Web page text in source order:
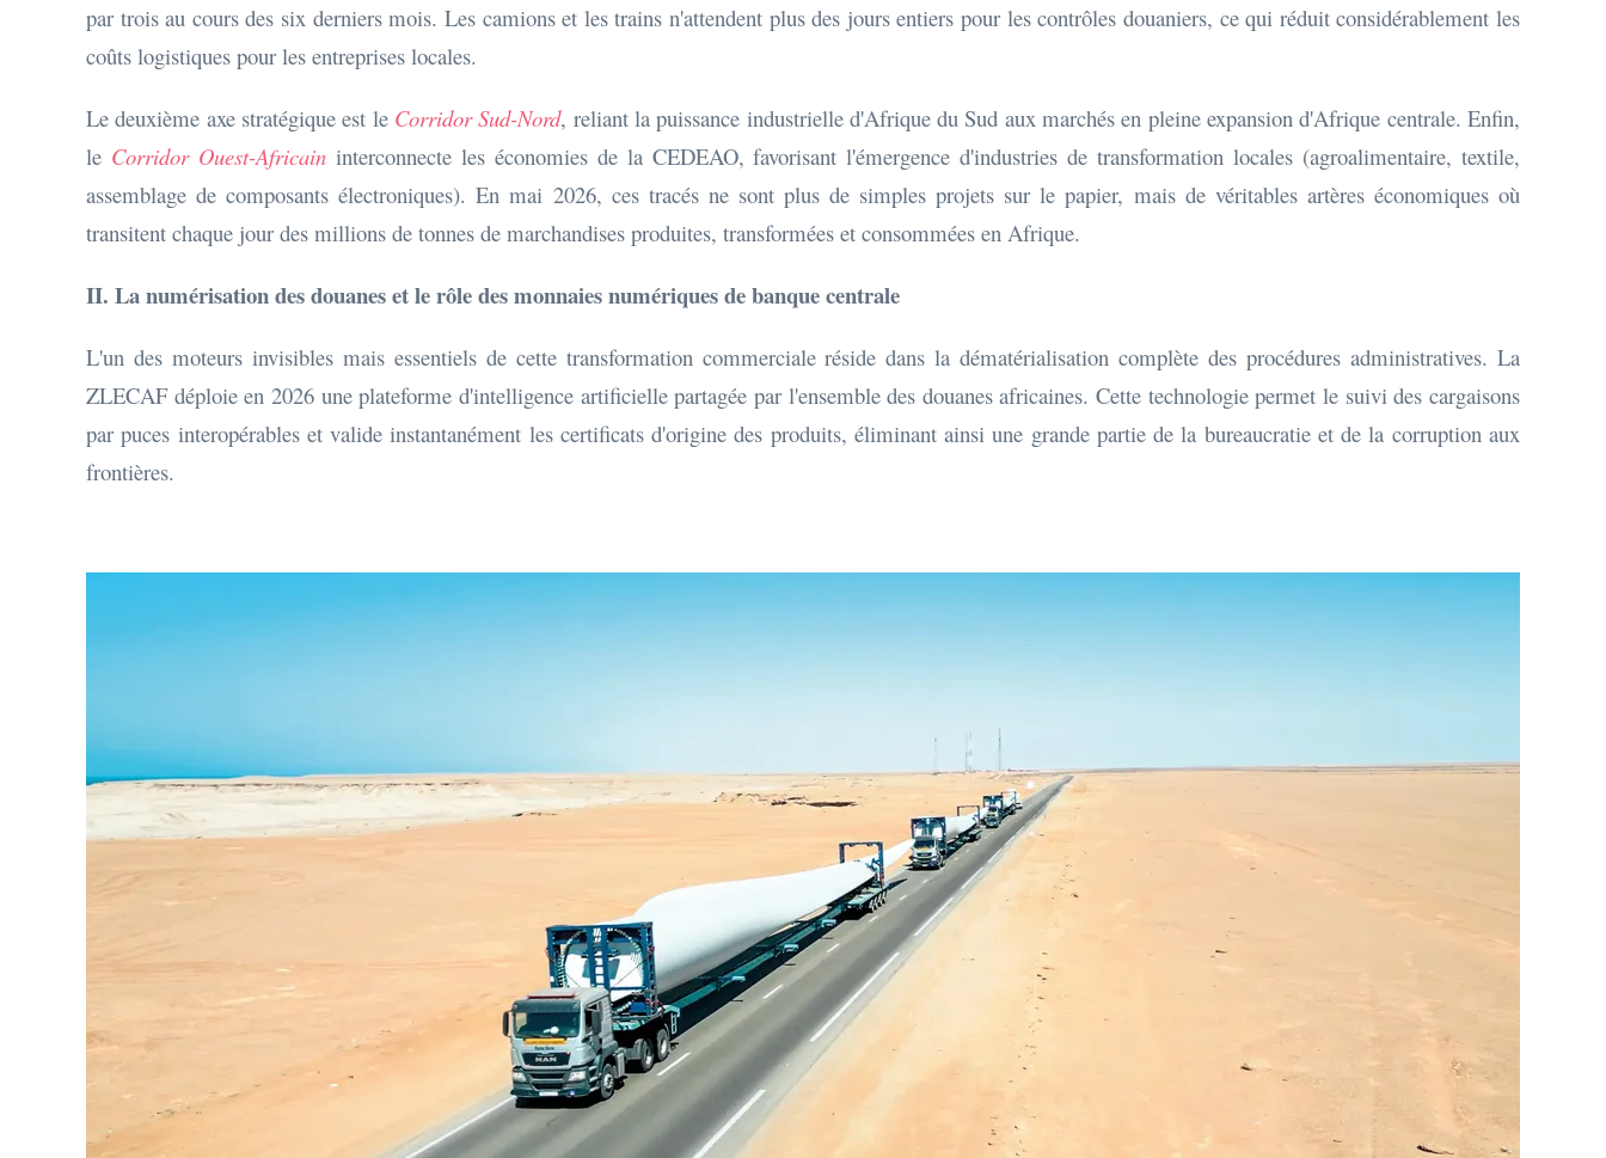
par trois au cours des six derniers mois. Les camions et les trains n'attendent plus des jours entiers pour les contrôles douaniers, ce qui réduit considérablement les
coûts logistiques pour les entreprises locales.
Le deuxième axe stratégique est le Corridor Sud-Nord, reliant la puissance industrielle d'Afrique du Sud aux marchés en pleine expansion d'Afrique centrale. Enfin,
le Corridor Ouest-Africaininterconnecte les économies de la CEDEAO, favorisant l'émergence d'industries de transformation locales (agroalimentaire, textile,
assemblage de composants électroniques). En mai 2026, ces tracés ne sont plus de simples projets sur le papier, mais de véritables artères économiques où
transitent chaque jour des millions de tonnes de marchandises produites, transformées et consommées en Afrique.
II. La numérisation des douanes et le rôle des monnaies numériques de banque centrale
L'un des moteurs invisibles mais essentiels de cette transformation commerciale réside dans la dématérialisation complète des procédures administratives. La
ZLECAF déploie en 2026 une plateforme d'intelligence artificielle partagée par l'ensemble des douanes africaines. Cette technologie permet le suivi des cargaisons
par puces interopérables et valide instantanément les certificats d'origine des produits, éliminant ainsi une grande partie de la bureaucratie et de la corruption aux
frontières.